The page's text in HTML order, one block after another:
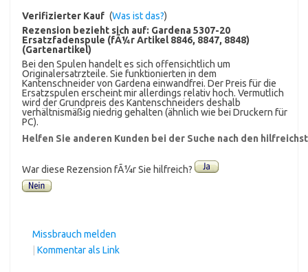
Verifizierter Kauf (Was ist das?)
Rezension bezieht sich auf: Gardena 5307-20
Ersatzfadenspule (fÃ¼r Artikel 8846, 8847, 8848)
(Gartenartikel)
Bei den Spulen handelt es sich offensichtlich um
Originalersatrzteile. Sie funktionierten in dem
Kantenschneider von Gardena einwandfrei. Der Preis für die
Ersatzspulen erscheint mir allerdings relativ hoch. Vermutlich
wird der Grundpreis des Kantenschneiders deshalb
verhältnismäßig niedrig gehalten (ähnlich wie bei Druckern für
PC).
Helfen Sie anderen Kunden bei der Suche nach den
War diese Rezension fÃ¼r Sie hilfreich?
Missbrauch melden
Kommentar als Link